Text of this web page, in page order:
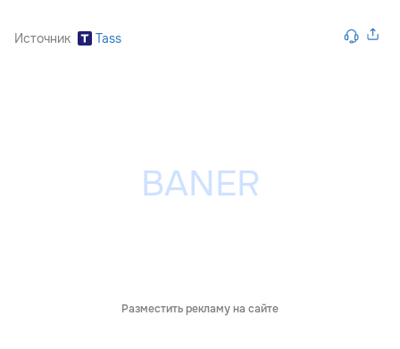
Источник Tass
Разместить рекламу на сайте